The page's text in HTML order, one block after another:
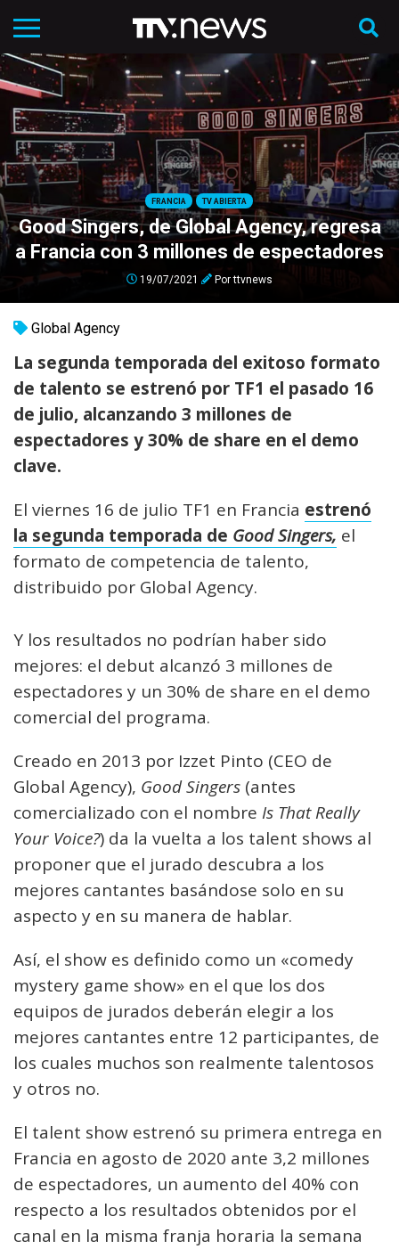
FRANCIA TV ABIERTA
Good Singers, de Global Agency, regresa
a Francia con 3 millones de espectadores
19/07/2021 Porttvnews
Global Agency
La segunda temporada del exitoso formato
de talento se estrenó por TF1 el pasado 16
de julio, alcanzando 3 millones de
espectadores y 30% de share en el demo
clave.
El viernes 16 de julio TF1 en Francia estrenó
la segunda temporada de Good Singers, el
formato de competencia de talento,
distribuido por Global Agency.
Y los resultados no podrían haber sido
mejores: el debut alcanzó 3 millones de
espectadores y un 30% de share en el demo
comercial del programa.
Creado en 2013 por Izzet Pinto (CEO de
Global Agency), Good Singers (antes
comercializado con el nombre Is That Really
Your Voice?) da la vuelta a los talent shows al
proponer que el jurado descubra a los
mejores cantantes basándose solo en su
aspecto y en su manera de hablar.
Así, el show es definido como un «comedy
mystery game show» en el que los dos
equipos de jurados deberán elegir a los
mejores cantantes entre 12 participantes, de
los cuales muchos son realmente talentosos
y otros no.
El talent show estrenó su primera entrega en
Francia en agosto de 2020 ante 3,2 millones
de espectadores, un aumento del 40% con
respecto a los resultados obtenidos por el
canal en la misma franja horaria la semana